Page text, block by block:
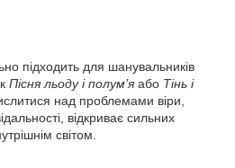
підходить для шанувальників
Пісня льоду і полум’я або Тінь і
над проблемами віри,
відкриває сильних
світом.